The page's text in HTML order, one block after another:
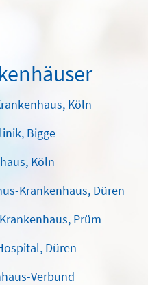
Köln
Bigge
Köln
Krankenhaus, Düren
Prüm
Düren
Verbund